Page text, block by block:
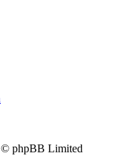
phpBB Limited